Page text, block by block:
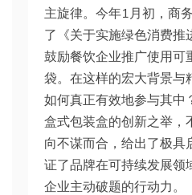
主旋律。今年1月初，商
了《关于实施绿色消费推
鼓励餐饮企业推广使用可
袋。在这样的宏大背景与
如何真正有效地参与其中
盒式包装盒的创新之举，
向不谋而合，给出了极具
证了品牌在可持续发展领
企业主动破题的行动力。